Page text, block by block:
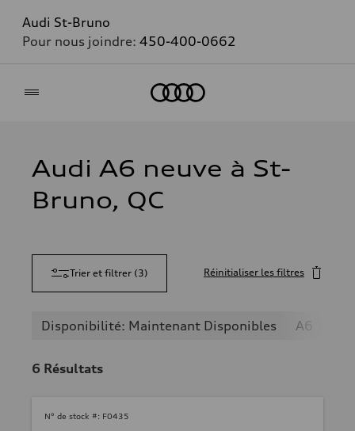
Audi St-Bruno
Pour nous joindre: 450-400-0662
Audi A6 neuve à St-
Bruno, QC
Trier et filtrer (3) Réinitialiser les filtres
Disponibilité: Maintenant Disponibles A6
6 Résultats
N° de stock #: F0435